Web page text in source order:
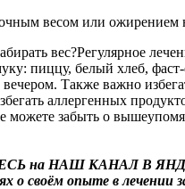
весом или
вес?Регулярное
пиццу, белый хлеб,
Также важно
аллергенных
забыть о
на НАШ КАНАЛ В
о своём опыте в